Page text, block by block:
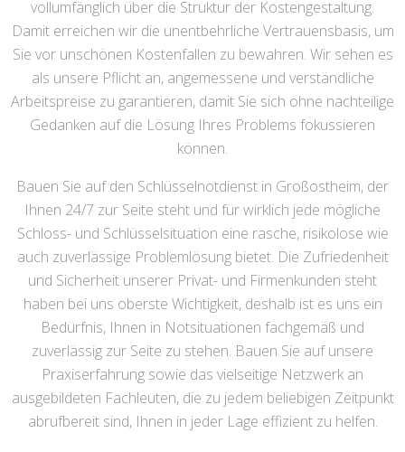
vollumfänglich über die Struktur der Kostengestaltung.
Damit erreichen wir die unentbehrliche Vertrauensbasis, um
Sie vor unschönen Kostenfallen zu bewahren. Wir sehen es
als unsere Pflicht an, angemessene und verständliche
Arbeitspreise zu garantieren, damit Sie sich ohne nachteilige
Gedanken auf die Lösung Ihres Problems fokussieren
können.
Bauen Sie auf den Schlüsselnotdienst in Großostheim, der
Ihnen 24/7 zur Seite steht und für wirklich jede mögliche
Schloss- und Schlüsselsituation eine rasche, risikolose wie
auch zuverlässige Problemlösung bietet. Die Zufriedenheit
und Sicherheit unserer Privat- und Firmenkunden steht
haben bei uns oberste Wichtigkeit, deshalb ist es uns ein
Bedürfnis, Ihnen in Notsituationen fachgemäß und
zuverlässig zur Seite zu stehen. Bauen Sie auf unsere
Praxiserfahrung sowie das vielseitige Netzwerk an
ausgebildeten Fachleuten, die zu jedem beliebigen Zeitpunkt
abrufbereit sind, Ihnen in jeder Lage effizient zu helfen.